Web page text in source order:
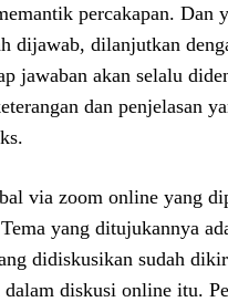
percakapan. Dan
dijawab, dilanjutkan
jawaban akan selalu
dan penjelasan
via zoom online yang
yang ditujukannya
didiskusikan sudah
dalam diskusi online itu.